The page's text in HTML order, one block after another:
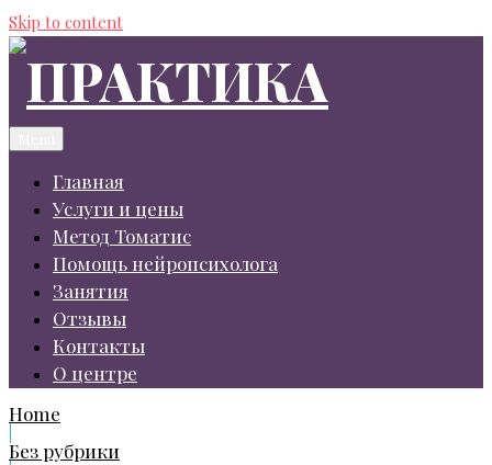
Skip to content
Главная
Услуги и цены
Метод Томатис
Помощь нейропсихолога
Занятия
Отзывы
Контакты
О центре
Home
Без рубрики